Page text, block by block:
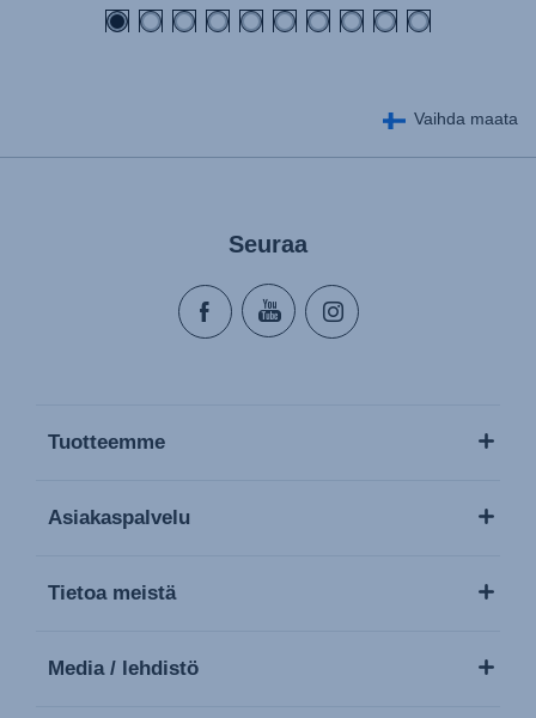
Vaihda maata
Seuraa
Tuotteemme
Asiakaspalvelu
Tietoa meistä
Media / lehdistö